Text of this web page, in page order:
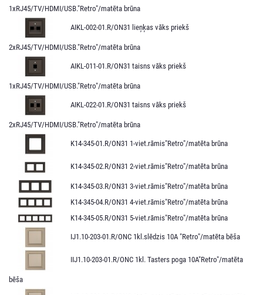
1xRJ45/TV/HDMI/USB."Retro"/matēta brūna
AIKL-002-01.R/ON31 lieņķas vāks priekš
2xRJ45/TV/HDMI/USB."Retro"/matēta brūna
AIKL-011-01.R/ON31 taisns vāks priekš
1xRJ45/TV/HDMI/USB."Retro"/matēta brūna
AIKL-022-01.R/ON31 taisns vāks priekš
2xRJ45/TV/HDMI/USB."Retro"/matēta brūna
K14-345-01.R/ON31 1-viet.rāmis"Retro"/matēta brūna
K14-345-02.R/ON31 2-viet.rāmis"Retro"/matēta brūna
K14-345-03.R/ON31 3-viet.rāmis"Retro"/matēta brūna
K14-345-04.R/ON31 4-viet.rāmis"Retro"/matēta brūna
K14-345-05.R/ON31 5-viet.rāmis"Retro"/matēta brūna
IJ1.10-203-01.R/ONC 1kl.slēdzis 10A "Retro"/matēta bēša
IIJ1.10-203-01.R/ONC 1kl. Tasters poga 10A"Retro"/matēta
bēša